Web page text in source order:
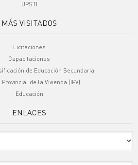
UPSTI
MÁS VISITADOS
Licitaciones
Capacitaciones
de Educación Secundaria
de la Vivienda (IPV)
Educación
ENLACES